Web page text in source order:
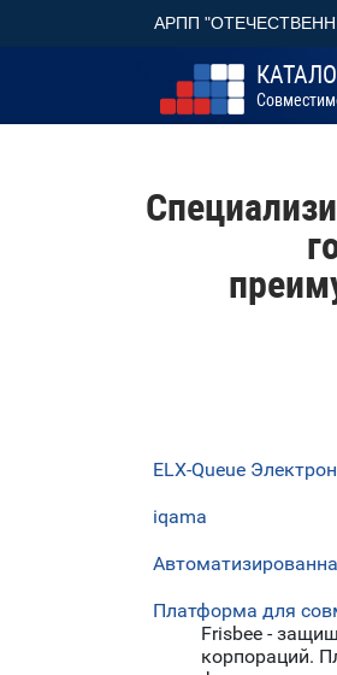
АРПП
ELX-Queue
iqama
Платформа для
Frisbee -
корпораций.